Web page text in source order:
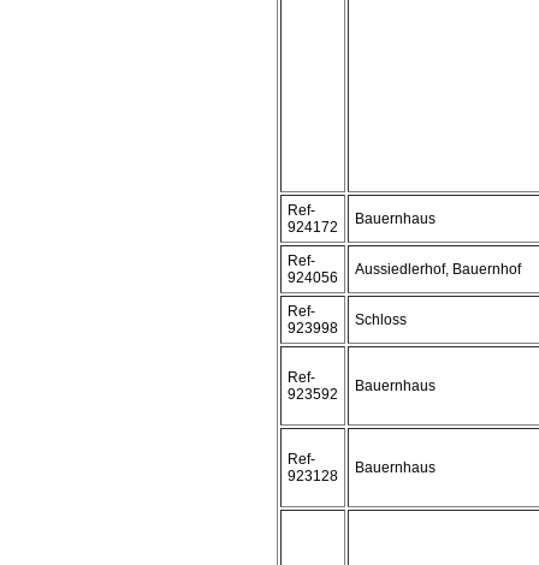
Ref-
924172
Bauernhaus
Ref-
924056
Aussiedlerhof, Bauernhof
Ref-
923998
Schloss
Ref-
923592
Bauernhaus
Ref-
923128
Bauernhaus